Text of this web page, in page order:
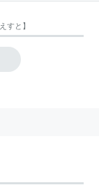
すと 】